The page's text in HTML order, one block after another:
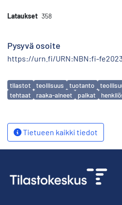
Lataukset 358
Pysyvä osoite
https://urn.fi/URN:NBN:fi-
Avainsanat
tilastot teollisuus tuotanto
tehtaat
raaka-aineet palkat
Tietueen kaikki tiedot